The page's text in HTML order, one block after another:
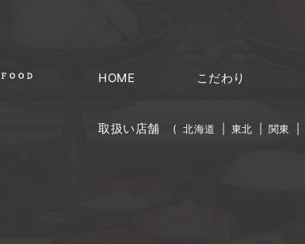
HOME こだわり
取扱い店舗 ( 北海道 東北 関東